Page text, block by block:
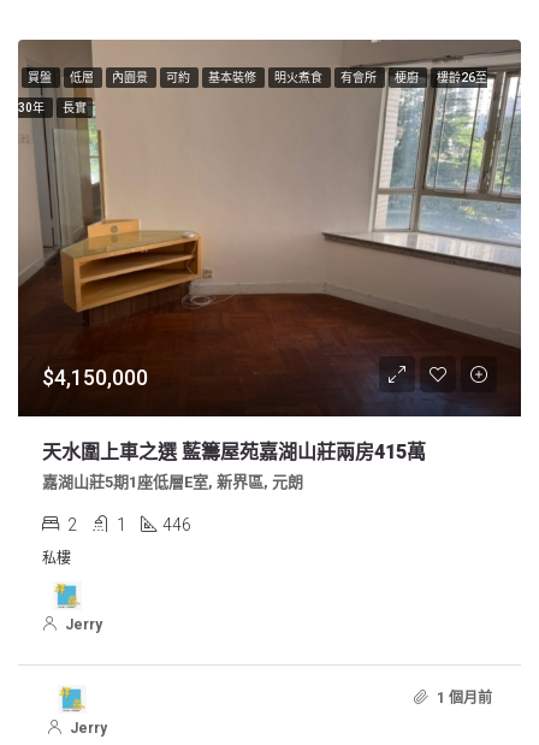
買盤 低層 內園景 可約 基本裝修 明火煮食 有會所 梗廚 樓齡26至
30年 長實
$4,150,000
天水圍上車之選 藍籌屋苑嘉湖山莊兩房415萬
嘉湖山莊5期1座低層E室, 新界區, 元朗
2 1 446
私樓
Jerry
Jerry
1 個月前